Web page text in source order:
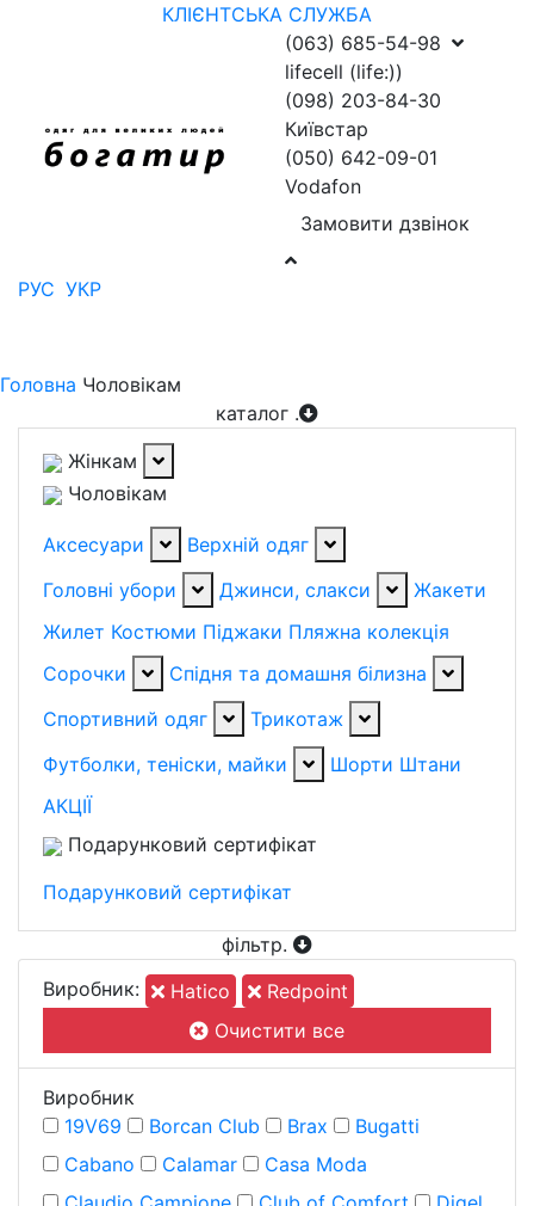
КЛІЄНТСЬКА СЛУЖБА
(063) 685-54-98
lifecell (life:))
(098) 203-84-30
Київстар
(050) 642-09-01
Vodafon
Замовити дзвінок
РУС УКР
Головна Чоловікам
каталог .
Жінкам
Чоловікам
Аксесуари
Верхній одяг
Головні убори
Джинси, слакси
Жакети
Жилет Костюми Піджаки Пляжна колекція
Сорочки
Спідня та домашня білизна
Спортивний одяг
Трикотаж
Футболки, теніски, майки
Шорти Штани
АКЦІЇ
Подарунковий сертифікат
Подарунковий сертифікат
фільтр.
Виробник:
Hatico
Redpoint
Очистити все
Виробник
19V69
Borcan Club Brax
Bugatti
Cabano
Calamar
Casa Moda